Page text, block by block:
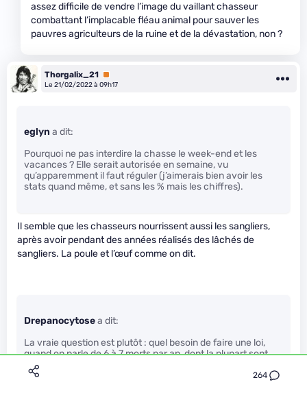
264
assez difficile de vendre l’image du vaillant chasseur
combattant l’implacable fléau animal pour sauver les
pauvres agriculteurs de la ruine et de la dévastation, non ?
Thorgalix_21 Premium
Le 21/02/2022 à 09h17
eglyn a dit:
Pourquoi ne pas interdire la chasse le week-end et les
vacances ? Elle serait autorisée en semaine, vu
qu’apparemment il faut réguler (j’aimerais bien avoir les
stats quand même, et sans les % mais les chiffres).
Il semble que les chasseurs nourrissent aussi les sangliers,
après avoir pendant des années réalisés des lâchés de
sangliers. La poule et l’œuf comme on dit.
Drepanocytosea dit:
La vraie question est plutôt : quel besoin de faire une loi,
quand on parle de 6 à 7 morts par an, dont la plupart sont
des chasseurs eux-mêmes ? Vraie question, je précise. A
part jouer sur l’émotion, s’entend, à des fins électoralistes